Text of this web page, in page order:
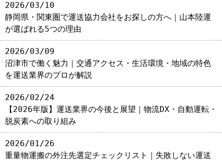
2026/03/10
静岡県・関東圏で運送協力会社をお探しの方へ｜山本陸運
が選ばれる5つの理由
2026/03/09
沼津市で働く魅力｜交通アクセス・生活環境・地域の特色
を運送業界のプロが解説
2026/02/24
【2026年版】運送業界の今後と展望｜物流DX・自動運転・
脱炭素への取り組み
2026/01/26
重量物運搬の外注先選定チェックリスト｜失敗しない運送